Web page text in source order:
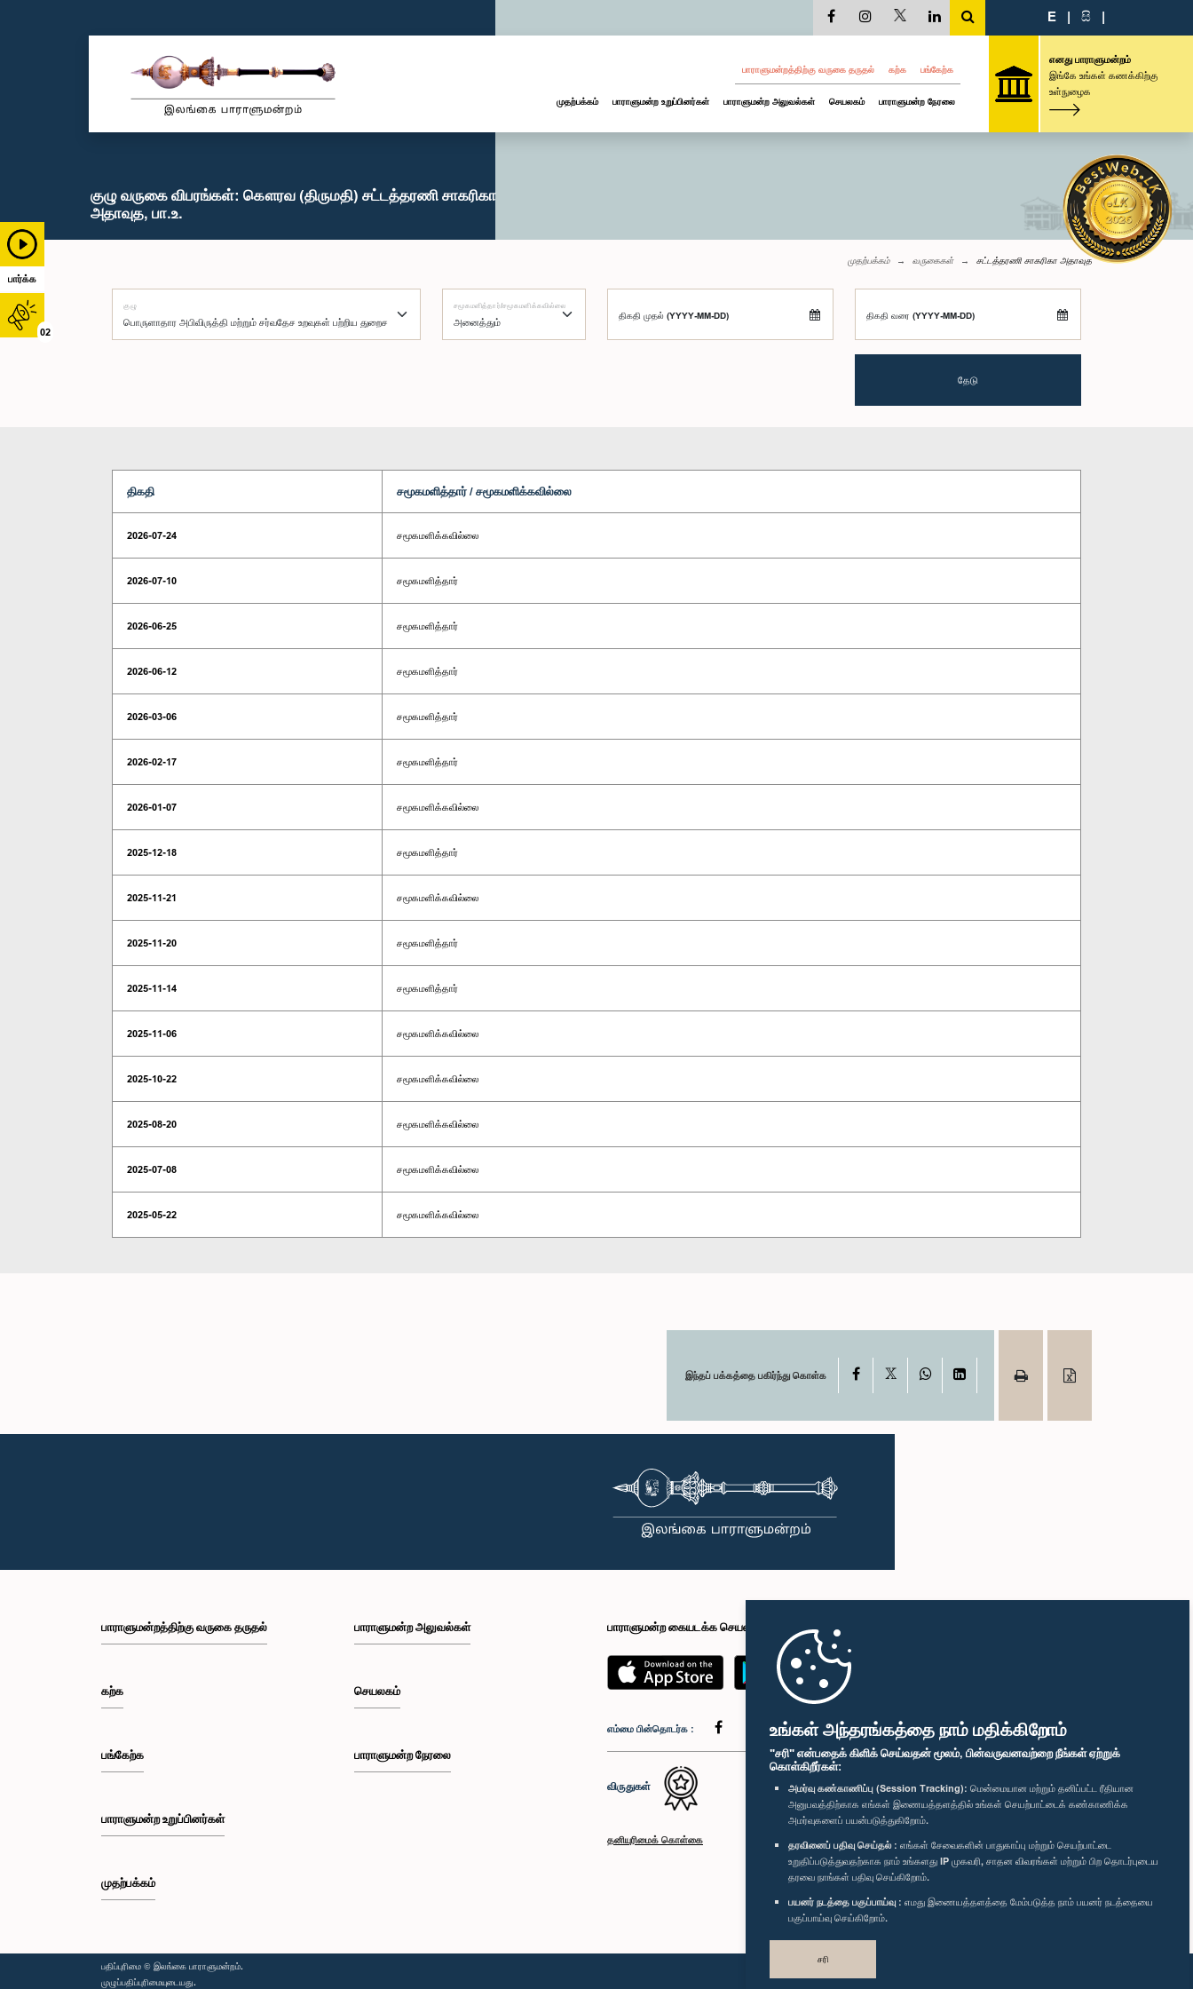
உங்கள் அந்தரங்கத்தை நாம் மதிக்கிறோம்
"சரி" என்பதைக் கிளிக் செய்வதன் மூலம், பின்வருவனவற்றை நீங்கள் ஏற்றுக்
கொள்கிறீர்கள்:
அமர்வு கண்காணிப்பு (Session Tracking): மென்மையான மற்றும் தனிப்பட்ட ரீதியான
அனுபவத்திற்காக எங்கள் இணையத்தளத்தில் உங்கள் செயற்பாட்டைக் கண்காணிக்க
அமர்வுகளைப் பயன்படுத்துகிறோம்.
தரவினைப் பதிவு செய்தல் : எங்கள் சேவைகளின் பாதுகாப்பு மற்றும் செயற்பாட்டை
உறுதிப்படுத்துவதற்காக நாம் உங்களது IP முகவரி, சாதன விவரங்கள் மற்றும் பிற தொடர்புடைய
தரவை நாங்கள் பதிவு செய்கிறோம்.
பயனர் நடத்தை பகுப்பாய்வு : எமது இணையத்தளத்தை மேம்படுத்த நாம் பயனர் நடத்தையை
பகுப்பாய்வு செய்கிறோம்.
சரி
பார்க்க
02
E | සි |
பாராளுமன்றத்திற்கு வருகை தருதல் கற்க பங்கேற்க
முதற்பக்கம் பாராளுமன்ற உறுப்பினர்கள் பாராளுமன்ற அலுவல்கள் செயலகம் பாராளுமன்ற நேரலை
எனது பாராளுமன்றம்
இங்கே உங்கள் கணக்கிற்கு
உள்நுழைக
குழு வருகை விபரங்கள்: கௌரவ (திருமதி) சட்டத்தரணி சாகரிகா
அதாவுத, பா.உ.
முதற்பக்கம் வருகைகள் சட்டத்தரணி சாகரிகா அதாவுத
குழு சமூகமளித்தார்/சமூகமளிக்கவில்லை
திகதி முதல் (YYYY-MM-DD) திகதி வரை (YYYY-MM-DD)
தேடு
திகதி சமூகமளித்தார் / சமூகமளிக்கவில்லை
2026-07-24 சமூகமளிக்கவில்லை
2026-07-10 சமூகமளித்தார்
2026-06-25 சமூகமளித்தார்
2026-06-12 சமூகமளித்தார்
2026-03-06 சமூகமளித்தார்
2026-02-17 சமூகமளித்தார்
2026-01-07 சமூகமளிக்கவில்லை
2025-12-18 சமூகமளித்தார்
2025-11-21 சமூகமளிக்கவில்லை
2025-11-20 சமூகமளித்தார்
2025-11-14 சமூகமளித்தார்
2025-11-06 சமூகமளிக்கவில்லை
2025-10-22 சமூகமளிக்கவில்லை
2025-08-20 சமூகமளிக்கவில்லை
2025-07-08 சமூகமளிக்கவில்லை
2025-05-22 சமூகமளிக்கவில்லை
இந்தப் பக்கத்தை பகிர்ந்து கொள்க Facebook WhatsAppLinkedIn
பாராளுமன்றத்திற்கு வருகை தருதல்
கற்க
பங்கேற்க
பாராளுமன்ற உறுப்பினர்கள்
முதற்பக்கம்
பாராளுமன்ற அலுவல்கள்
செயலகம்
பாராளுமன்ற நேரலை
பாராளுமன்ற கையடக்க செயலி
எம்மை பின்தொடர்க :
விருதுகள்
தனியுரிமைக் கொள்கை
பதிப்புரிமை © இலங்கை பாராளுமன்றம்.
முழுப்பதிப்புரிமையுடையது.